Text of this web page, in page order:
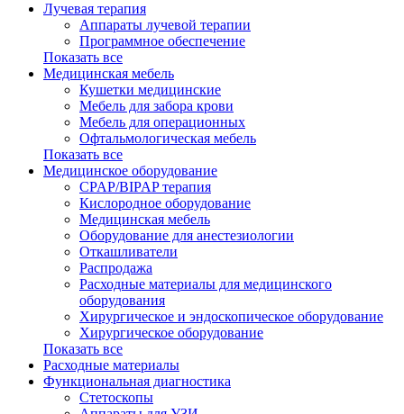
Лучевая терапия
Аппараты лучевой терапии
Программное обеспечение
Показать все
Медицинская мебель
Кушетки медицинские
Мебель для забора крови
Мебель для операционных
Офтальмологическая мебель
Показать все
Медицинское оборудование
CPAP/BIPAP терапия
Кислородное оборудование
Медицинская мебель
Оборудование для анестезиологии
Откашливатели
Распродажа
Расходные материалы для медицинского
оборудования
Хирургическое и эндоскопическое оборудование
Хирургическое оборудование
Показать все
Расходные материалы
Функциональная диагностика
Cтетоскопы